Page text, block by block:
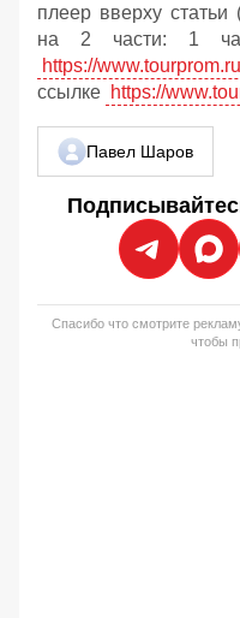
плеер вверху статьи
на 2 части: 1
https://
ссылке https://
Павел Шаров
Спасибо что смотрите
чтобы